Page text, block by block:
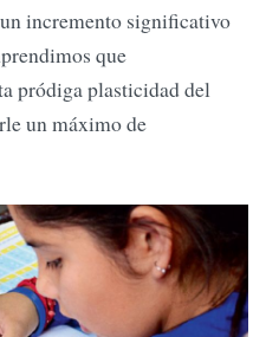
incremento significativo
que
pródiga plasticidad del
un máximo de